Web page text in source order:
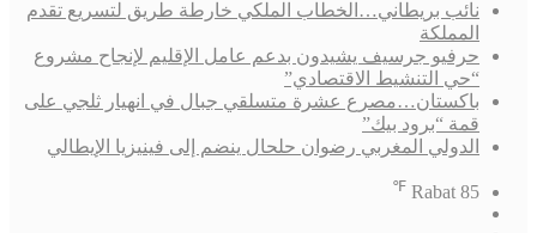
نائب بريطاني…الخطاب الملكي خارطة طريق لتسريع تقدم
المملكة
حرفيو جرسيف يشيدون بدعم عامل الإقليم لإنجاح مشروع
“حي التنشيط الاقتصادي”
باكستان…مصرع عشرة متسلقي جبال في انهيار ثلجي على
قمة “برود بيك”
الدولي المغربي رضوان حلحال ينضم إلى فينيزيا الإيطالي
Rabat 85
℉